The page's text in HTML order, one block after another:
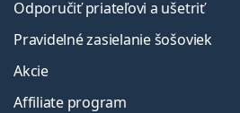
Odporučiť priateľovi a ušetriť
Pravidelné zasielanie šošoviek
Akcie
Affiliate program